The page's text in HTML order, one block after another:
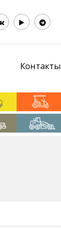
Контакты